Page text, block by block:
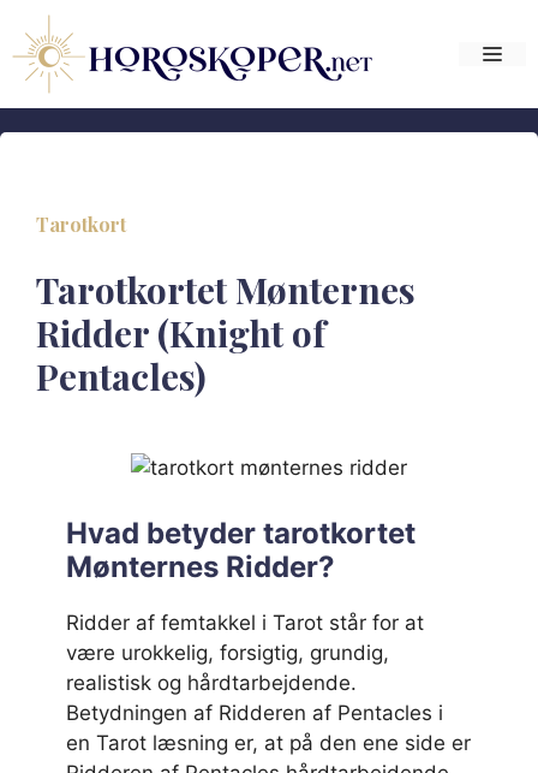
indhold
Tarotkort
Tarotkortet Mønternes
Ridder (Knight of
Pentacles)
Hvad betyder tarotkortet
Mønternes Ridder?
Ridder af femtakkel i Tarot står for at
være urokkelig, forsigtig, grundig,
realistisk og hårdtarbejdende.
Betydningen af Ridderen af Pentacles i
en Tarot læsning er, at på den ene side er